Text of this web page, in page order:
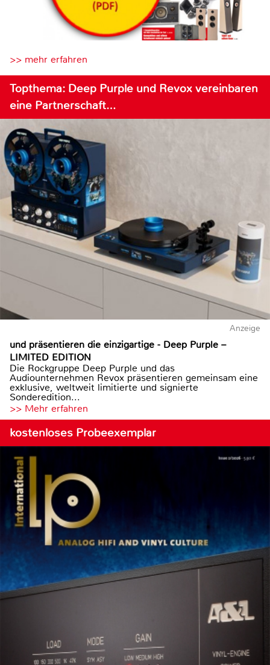
>> mehr erfahren
Topthema: Deep Purple und Revox vereinbaren
eine Partnerschaft…
Anzeige
und präsentieren die einzigartige - Deep Purple –
LIMITED EDITION
Die Rockgruppe Deep Purple und das
Audiounternehmen Revox präsentieren gemeinsam eine
exklusive, weltweit limitierte und signierte
Sonderedition...
>> Mehr erfahren
kostenloses Probeexemplar